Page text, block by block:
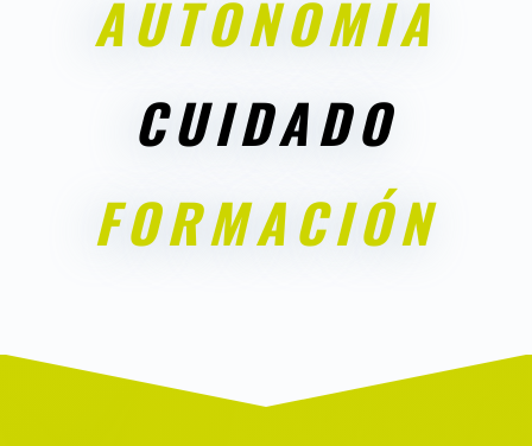
AUTONOMÍA
CUIDADO
FORMACIÓN